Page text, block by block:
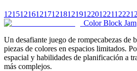
12151216121712181219122012211222
Color Block Jam
Un desafiante juego de rompecabezas de
piezas de colores en espacios limitados.
espacial y habilidades de planificación a
más complejos.